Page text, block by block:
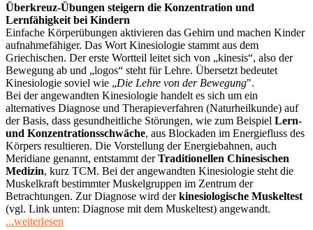
Überkreuz-Übungen steigern die Konzentration und
Lernfähigkeit bei Kindern
Einfache Körperübungen aktivieren das Gehirn und machen Kinder
aufnahmefähiger. Das Wort Kinesiologie stammt aus dem
Griechischen. Der erste Wortteil leitet sich von „kinesis“, also der
Bewegung ab und „logos“ steht für Lehre. Übersetzt bedeutet
Kinesiologie soviel wie „Die Lehre von der Bewegung".
Bei der angewandten Kinesiologie handelt es sich um ein
alternatives Diagnose und Therapieverfahren (Naturheilkunde) auf
der Basis, dass gesundheitliche Störungen, wie zum Beispiel Lern-
und Konzentrationsschwäche, aus Blockaden im Energiefluss des
Körpers resultieren. Die Vorstellung der Energiebahnen, auch
Meridiane genannt, entstammt derTraditionellen Chinesischen
Medizin, kurz TCM. Bei der angewandten Kinesiologie steht die
Muskelkraft bestimmter Muskelgruppen im Zentrum der
Betrachtungen. Zur Diagnose wird derkinesiologische Muskeltest
(vgl. Link unten: Diagnose mit dem Muskeltest) angewandt.
...weiterlesen